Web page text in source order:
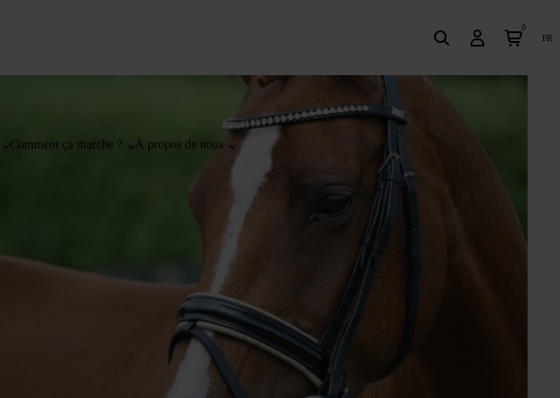
Comment ça marche ? À propos de nous
0
fr